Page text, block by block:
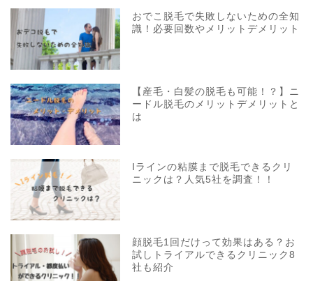
おでこ脱毛で失敗しないための全知
識！必要回数やメリットデメリット
【産毛・白髪の脱毛も可能！？】ニ
ードル脱毛のメリットデメリットと
は
Iラインの粘膜まで脱毛できるクリ
ニックは？人気5社を調査！！
顔脱毛1回だけって効果はある？お
試しトライアルできるクリニック8
社も紹介